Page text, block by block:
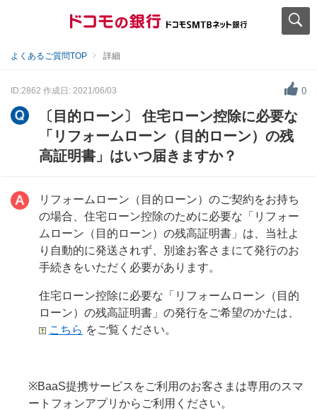
よくあるご質問TOP 詳細
ID:2862 作成日: 2021/06/03 0
〔目的ローン〕 住宅ローン控除に必要な
「リフォームローン（目的ローン）の残
高証明書」はいつ届きますか？
リフォームローン（目的ローン）のご契約をお持ち
の場合、住宅ローン控除のために必要な「リフォー
ムローン（目的ローン）の残高証明書」は、当社よ
り自動的に発送されず、別途お客さまにて発行のお
手続きをいただく必要があります。
住宅ローン控除に必要な「リフォームローン（目的
ローン）の残高証明書」の発行をご希望のかたは、
こちら をご覧ください。
※BaaS提携サービスをご利用のお客さまは専用のスマ
ートフォンアプリからご利用ください。